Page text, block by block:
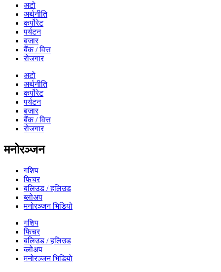
अटो
अर्थनीति
कर्पोरेट
पर्यटन
बजार
बैंक / वित्त
रोजगार
अटो
अर्थनीति
कर्पोरेट
पर्यटन
बजार
बैंक / वित्त
रोजगार
मनोरञ्जन
गशिप
फिचर
बलिउड / हलिउड
ब्लोअप
मनोरञ्जन भिडियो
गशिप
फिचर
बलिउड / हलिउड
ब्लोअप
मनोरञ्जन भिडियो